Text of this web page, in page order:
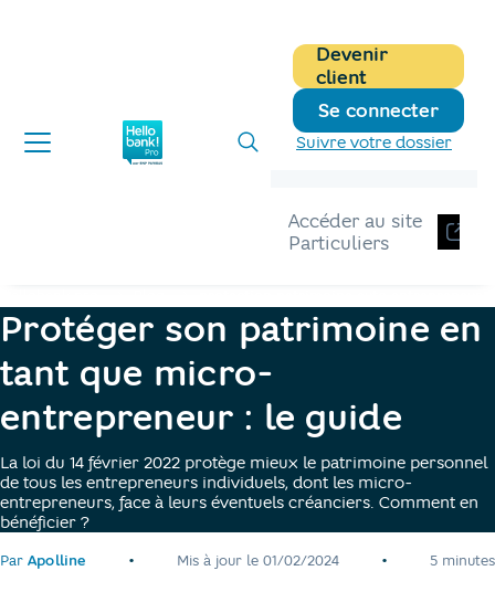
Devenir
client
Se connecter
Suivre votre dossier
Accéder au site
Particuliers
Protéger son patrimoine en
tant que micro-
entrepreneur : le guide
La loi du 14 février 2022 protège mieux le patrimoine personnel
de tous les entrepreneurs individuels, dont les micro-
entrepreneurs, face à leurs éventuels créanciers. Comment en
bénéficier ?
Par Apolline • Mis à jour le 01/02/2024 • 5 minutes